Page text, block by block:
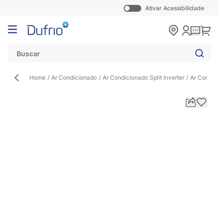
Ativar Acessibilidade
Pular para o conteúdo
Home / Ar Condicionado / Ar Condicionado Split Inverter / Ar